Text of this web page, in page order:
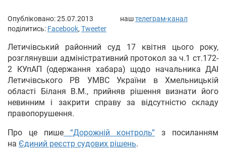
Опубліковано:25.07.2013 наштелеграм-канал
поділитись: Facebook, Tweeter
Летичівський районний суд 17 квітня цього року,
розглянувши адміністративний протокол за ч.1 ст.172-
2 КУпАП (одержання хабара) щодо начальника ДАІ
Летичівського РВ УМВС України в Хмельницькій
області Біланя В.М., прийняв рішення визнати його
невинним і закрити справу за відсутністю складу
правопорушення.
Про це пише “Дорожній контроль” з посиланням
на Єдиний реєстр судових рішень.